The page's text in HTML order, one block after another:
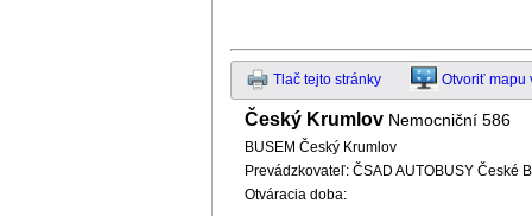
Tlač tejto stránky Otvoriť mapu
Český Krumlov Nemocniční 586
BUSEM Český Krumlov
Prevádzkovateľ: ČSAD AUTOBUSY České
Otváracia doba: